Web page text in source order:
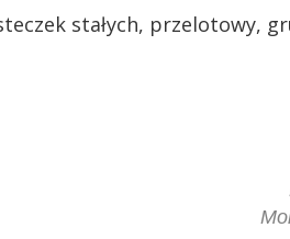
stałych, przelotowy,